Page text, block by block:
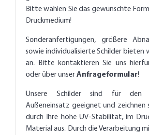
Bitte wählen Sie das gewünschte
Druckmedium!
Sonderanfertigungen, größere
sowie individualisierte Schilder bieten
an. Bitte kontaktieren Sie uns
oder über unserAnfrageformular!
Unsere Schilder sind für den
Außeneinsatz geeignet und zeichnen
durch Ihre hohe UV-Stabilität, im
Material aus. Durch die Verarbeitung